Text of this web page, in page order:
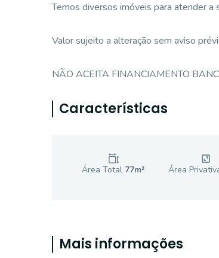
Temos diversos imóveis para atender a
Valor sujeito a alteração sem aviso
NÃO ACEITA FINANCIAMENTO
Características
Área Total 77m² Área
Mais informações